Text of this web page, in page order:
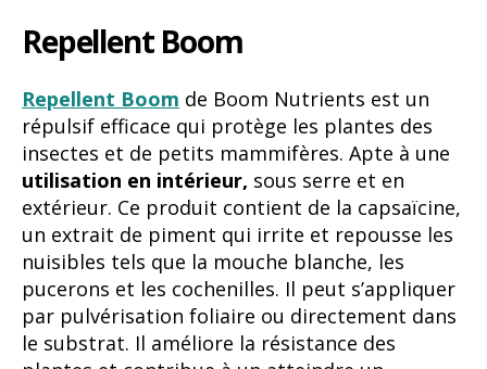
Repellent Boom
Repellent Boom de Boom Nutrients est un
répulsif efficace qui protège les plantes des
insectes et de petits mammifères. Apte à une
utilisation en intérieur, sous serre et en
extérieur. Ce produit contient de la capsaïcine,
un extrait de piment qui irrite et repousse les
nuisibles tels que la mouche blanche, les
pucerons et les cochenilles. Il peut s’appliquer
par pulvérisation foliaire ou directement dans
le substrat. Il améliore la résistance des